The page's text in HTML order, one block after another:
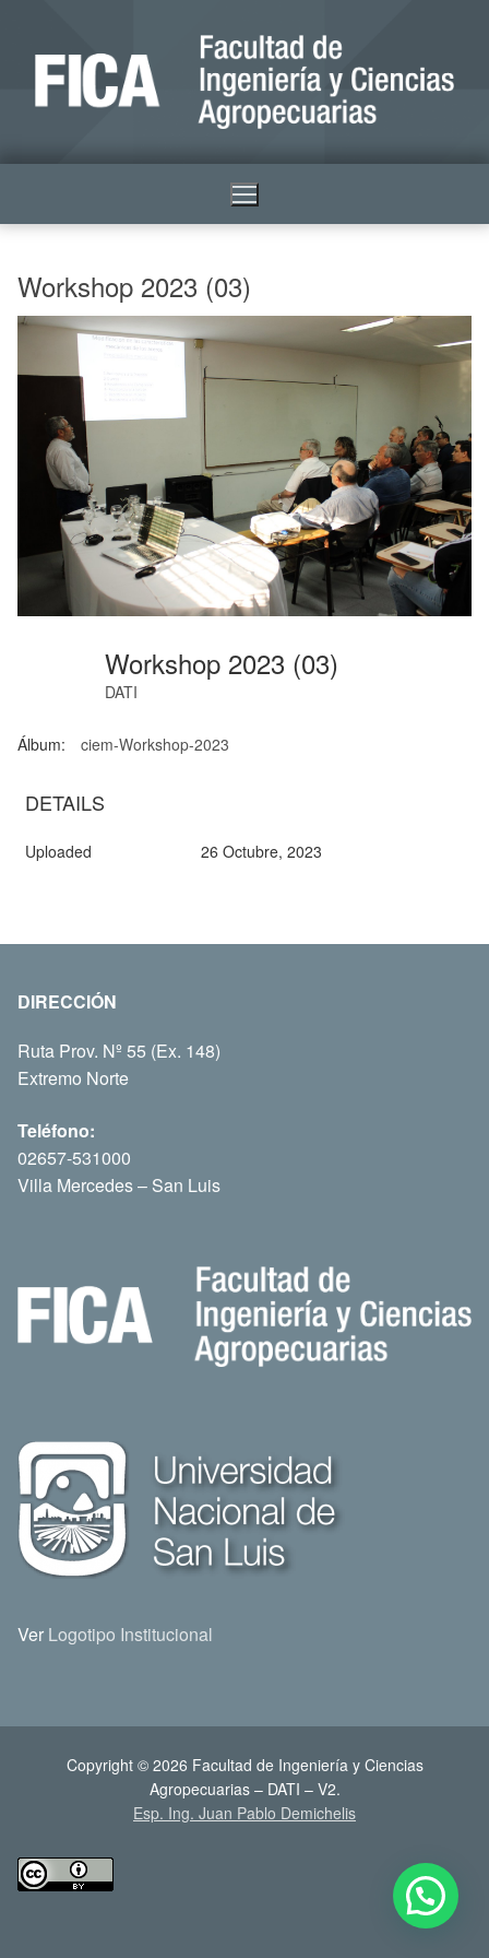
Workshop 2023 (03)
Workshop 2023 (03)
DATI
Álbum: ciem-Workshop-2023
DETAILS
Uploaded 26 Octubre, 2023
DIRECCIÓN
Ruta Prov. Nº 55 (Ex. 148)
Extremo Norte
Teléfono:
02657-531000
Villa Mercedes – San Luis
Ver Logotipo Institucional
Copyright © 2026 Facultad de Ingeniería y Ciencias
Agropecuarias – DATI – V2.
Esp. Ing. Juan Pablo Demichelis